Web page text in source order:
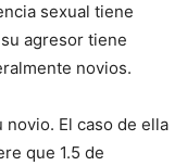
sexual tiene
agresor tiene
novios.
El caso de ella
que 1.5 de